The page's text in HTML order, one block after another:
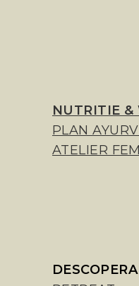
NUTRITIE &
PLAN
ATELIER
DESCOPERA